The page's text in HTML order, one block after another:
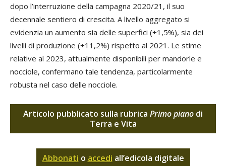
dopo l’interruzione della campagna 2020/21, il suo
decennale sentiero di crescita. A livello aggregato si
evidenzia un aumento sia delle superfici (+1,5%), sia dei
livelli di produzione (+11,2%) rispetto al 2021. Le stime
relative al 2023, attualmente disponibili per mandorle e
nocciole, confermano tale tendenza, particolarmente
robusta nel caso delle nocciole.
Articolo pubblicato sulla rubrica Primo piano di
Terra e Vita
Abbonati o accedi all’edicola digitale